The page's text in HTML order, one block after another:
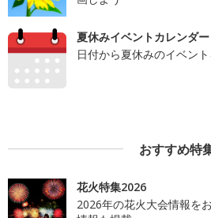
夏休みイベントカレンダー
日付から夏休みのイベン
おすすめ特
花火特集2026
2026年の花火大会情報を